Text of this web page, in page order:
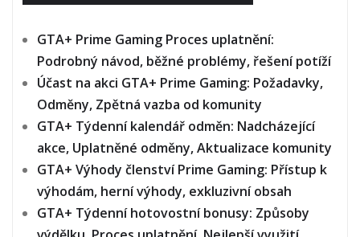
GTA+ Prime Gaming Proces uplatnění:
Podrobný návod, běžné problémy, řešení potíží
Účast na akci GTA+ Prime Gaming: Požadavky,
Odměny, Zpětná vazba od komunity
GTA+ Týdenní kalendář odměn: Nadcházející
akce, Uplatněné odměny, Aktualizace komunity
GTA+ Výhody členství Prime Gaming: Přístup k
výhodám, herní výhody, exkluzivní obsah
GTA+ Týdenní hotovostní bonusy: Způsoby